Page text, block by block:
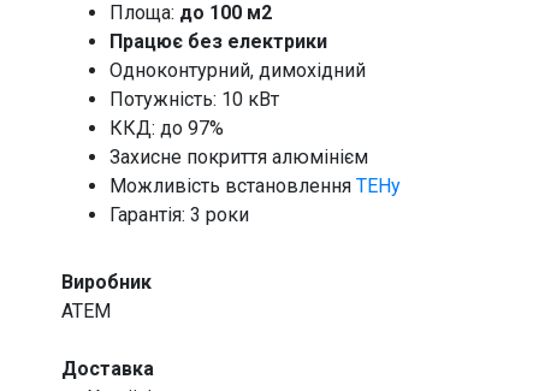
Площа: до 100 м2
Працює без електрики
Одноконтурний, димохідний
Потужність: 10 кВт
ККД: до 97%
Захисне покриття алюмінієм
Можливість встановлення ТЕНу
Гарантія: 3 роки
Виробник
ATEM
Доставка